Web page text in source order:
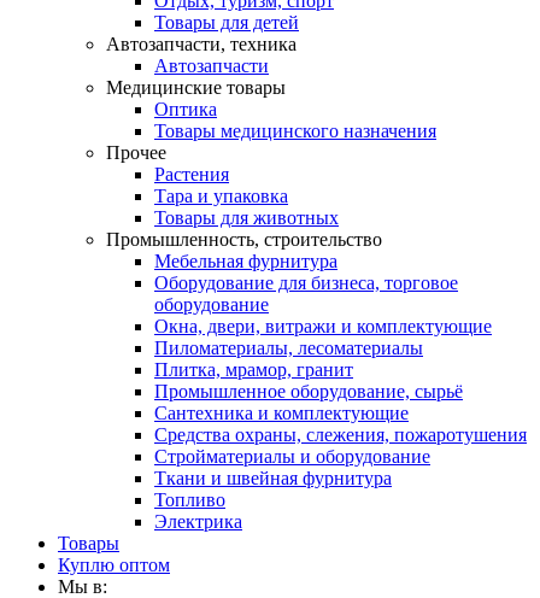
Товары для детей
Автозапчасти, техника
Автозапчасти
Медицинские товары
Оптика
Товары медицинского назначения
Прочее
Растения
Тара и упаковка
Товары для животных
Промышленность, строительство
Мебельная фурнитура
Оборудование для бизнеса, торговое
оборудование
Окна, двери, витражи и комплектующие
Пиломатериалы, лесоматериалы
Плитка, мрамор, гранит
Промышленное оборудование, сырьё
Сантехника и комплектующие
Средства охраны, слежения, пожаротушения
Стройматериалы и оборудование
Ткани и швейная фурнитура
Топливо
Электрика
Товары
Куплю оптом
Мы в: